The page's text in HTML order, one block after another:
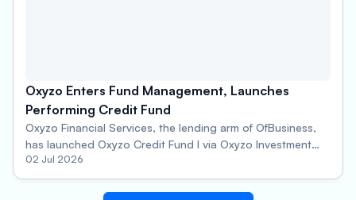
Oxyzo Enters Fund Management, Launches
Performing Credit Fund
Oxyzo Financial Services, the lending arm of OfBusiness,
has launched Oxyzo Credit Fund I via Oxyzo Investment
Manager. This performing credit alternative investment
fund will focus on secured investments in mid-sized
companies seeking growth capital, with an aim to scale
02 Jul 2026